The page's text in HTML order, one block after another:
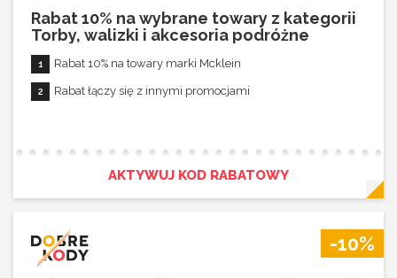
Rabat 10% na wybrane towary z kategorii
Torby, walizki i akcesoria podróżne
Rabat 10% na towary marki Mcklein
Rabat łączy się z innymi promocjami
AKTYWUJ KOD RABATOWY
-10%